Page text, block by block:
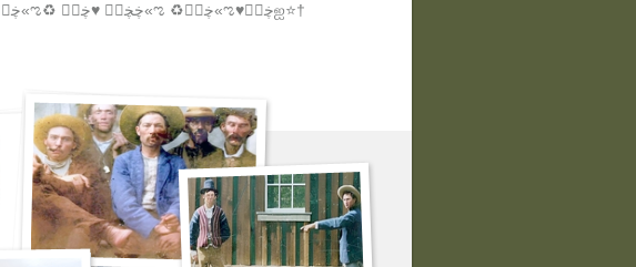
†⭐️ஐಌڿڰۣ«ಌ♻️ڿڰۣ«ಌ ♥ڿڰۣ«ಌ♻️ ڿڿڰۣ ♥ڿڰۣ«ಌ ♻️ڿڰۣ«ಌ♥ڿڰۣஐ⭐️†